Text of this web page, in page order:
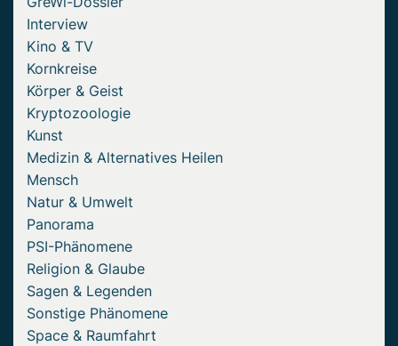
Interview
Kino & TV
Kornkreise
Körper & Geist
Kryptozoologie
Kunst
Medizin & Alternatives Heilen
Mensch
Natur & Umwelt
Panorama
PSI-Phänomene
Religion & Glaube
Sagen & Legenden
Sonstige Phänomene
Space & Raumfahrt